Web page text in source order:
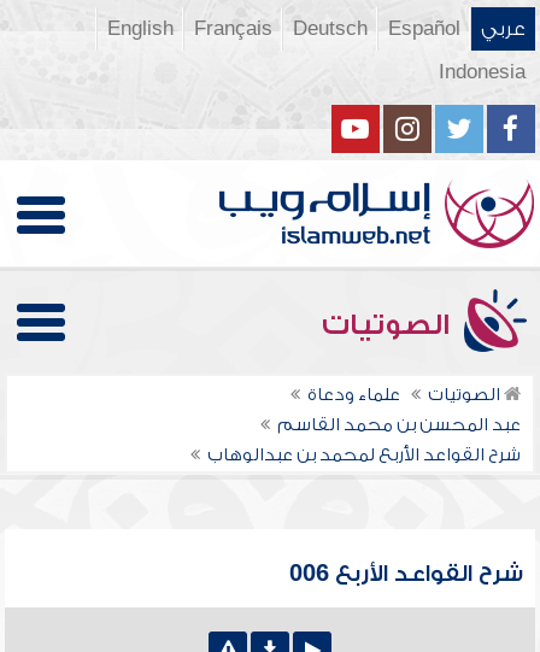
عربي Español
Deutsch
Français
English
Indonesia
الصوتيات
الصوتيات
علماء ودعاة
عبد المحسن بن محمد القاسم
شرح القواعد الأربع لمحمد بن عبدالوهاب
شرح القواعد الأربع 006